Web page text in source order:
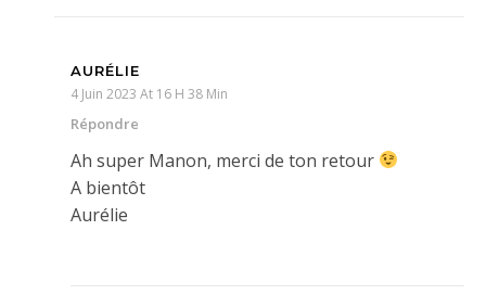
AURÉLIE
4 Juin 2023 At 16 H 38 Min
Répondre
Ah super Manon, merci de ton retour
A bientôt
Aurélie